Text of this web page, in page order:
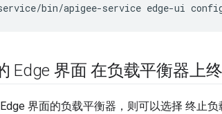
bin/apigee-service edge-ui
Edge 界面 在负载平衡器上
界面的负载平衡器，则可以选择 终止